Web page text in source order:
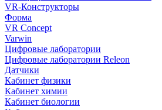
VR-Конструкторы
Форма
VR Concept
Varwin
Цифровые лаборатории
Цифровые лаборатории Releon
Датчики
Кабинет физики
Кабинет химии
Кабинет биологии